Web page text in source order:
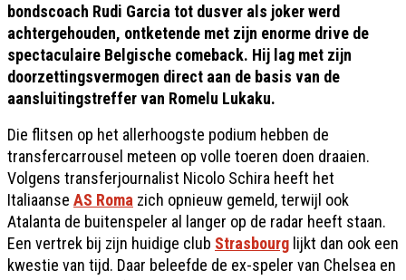
bondscoach Rudi Garcia tot dusver als joker werd
achtergehouden, ontketende met zijn enorme drive de
spectaculaire Belgische comeback. Hij lag met zijn
doorzettingsvermogen direct aan de basis van de
aansluitingstreffer van Romelu Lukaku.
Die flitsen op het allerhoogste podium hebben de
transfercarrousel meteen op volle toeren doen draaien.
Volgens transferjournalist Nicolo Schira heeft het
Italiaanse AS Roma zich opnieuw gemeld, terwijl ook
Atalanta de buitenspeler al langer op de radar heeft staan.
Een vertrek bij zijn huidige club Strasbourg lijkt dan ook een
kwestie van tijd. Daar beleefde de ex-speler van Chelsea en